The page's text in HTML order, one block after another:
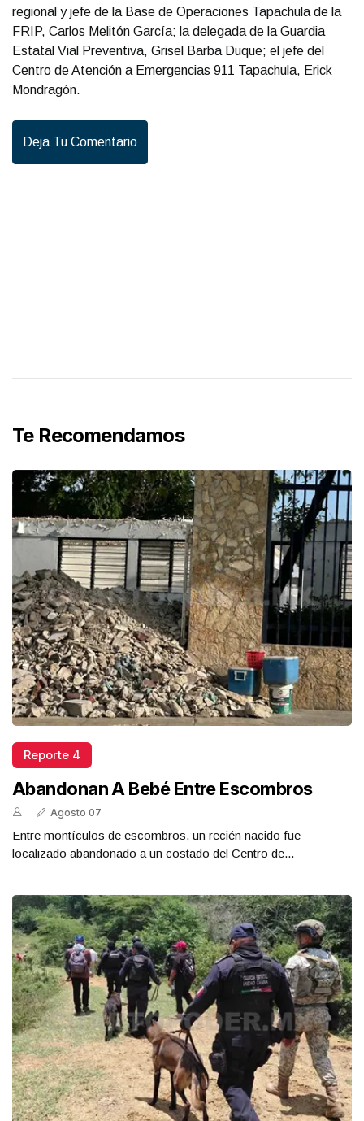
regional y jefe de la Base de Operaciones Tapachula de la
FRIP, Carlos Melitón García; la delegada de la Guardia
Estatal Vial Preventiva, Grisel Barba Duque; el jefe del
Centro de Atención a Emergencias 911 Tapachula, Erick
Mondragón.
Deja Tu Comentario
Te Recomendamos
Reporte 4
Abandonan A Bebé Entre Escombros
Agosto 07
Entre montículos de escombros, un recién nacido fue
localizado abandonado a un costado del Centro de...